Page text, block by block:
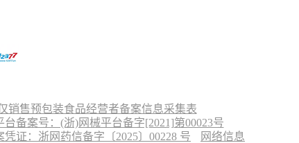
销售预包装食品经营者备案信息采集表
备案号：(浙)网械平台备字[2021]第00023号
证：浙网药信备字〔2025〕00228 号
网络信息